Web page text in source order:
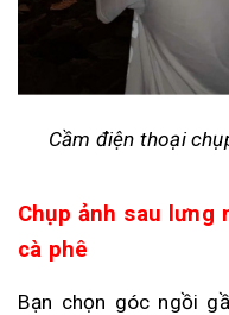
Cầm điện thoại
Chụp ảnh sau lưng
cà phê
Bạn chọn góc ngồi